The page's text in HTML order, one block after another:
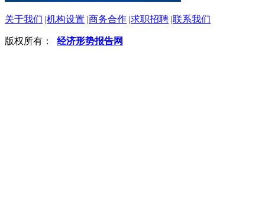
关于我们 |机构设置 |商务合作 |求职招聘 |联系我们
版权所有： 经济形势报告网